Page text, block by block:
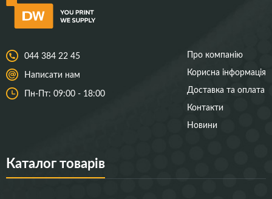
044 384 22 45
Написати нам
Пн-Пт: 09:00 - 18:00
Про компанію
Корисна інформація
Доставка та оплата
Контакти
Новини
Каталог товарів